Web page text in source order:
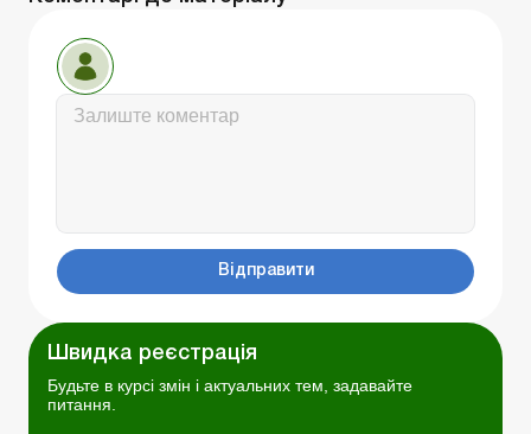
Відправити
Швидка реєстрація
Будьте в курсі змін і актуальних тем, задавайте
питання.